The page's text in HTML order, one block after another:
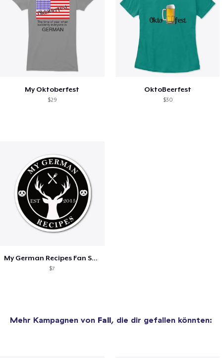
My Oktoberfest
$29
OktoBeerfest
$30
My German Recipes Fan Shop
$7
Mehr Kampagnen von Fall, die dir gefallen könnten: